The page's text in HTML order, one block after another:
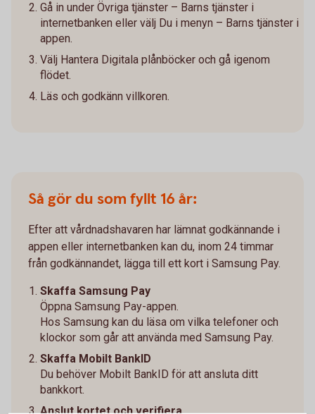
Gå in under Övriga tjänster – Barns tjänster i
internetbanken eller välj Du i menyn – Barns tjänster i
appen.
Välj Hantera Digitala plånböcker och gå igenom
flödet.
Läs och godkänn villkoren.
Så gör du som fyllt 16 år:
Efter att vårdnadshavaren har lämnat godkännande i
appen eller internetbanken kan du, inom 24 timmar
från godkännandet, lägga till ett kort i Samsung Pay.
Skaffa Samsung Pay
Öppna Samsung Pay-appen.
Hos Samsung kan du läsa om vilka telefoner och
klockor som går att använda med Samsung Pay.
Skaffa Mobilt BankID
Du behöver Mobilt BankID för att ansluta ditt
bankkort.
Anslut kortet och verifiera